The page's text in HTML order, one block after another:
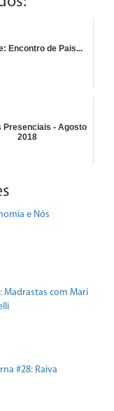
Encontro de Pais...
Presenciais - Agosto
2018
e Nós
Madrastas com Mari
#28: Raiva